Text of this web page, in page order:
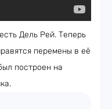
Дель Рей. Теперь
перемены в её
построен на